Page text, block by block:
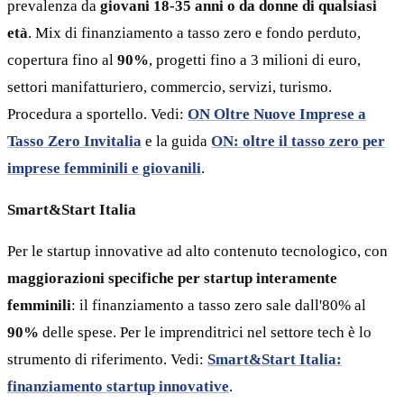
prevalenza da giovani 18-35 anni o da donne di qualsiasi
età. Mix di finanziamento a tasso zero e fondo perduto,
copertura fino al 90%, progetti fino a 3 milioni di euro,
settori manifatturiero, commercio, servizi, turismo.
Procedura a sportello. Vedi: ON Oltre Nuove Imprese a
Tasso Zero Invitalia e la guida ON: oltre il tasso zero per
imprese femminili e giovanili.
Smart&Start Italia
Per le startup innovative ad alto contenuto tecnologico, con
maggiorazioni specifiche per startup interamente
femminili: il finanziamento a tasso zero sale dall'80% al
90% delle spese. Per le imprenditrici nel settore tech è lo
strumento di riferimento. Vedi: Smart&Start Italia:
finanziamento startup innovative.